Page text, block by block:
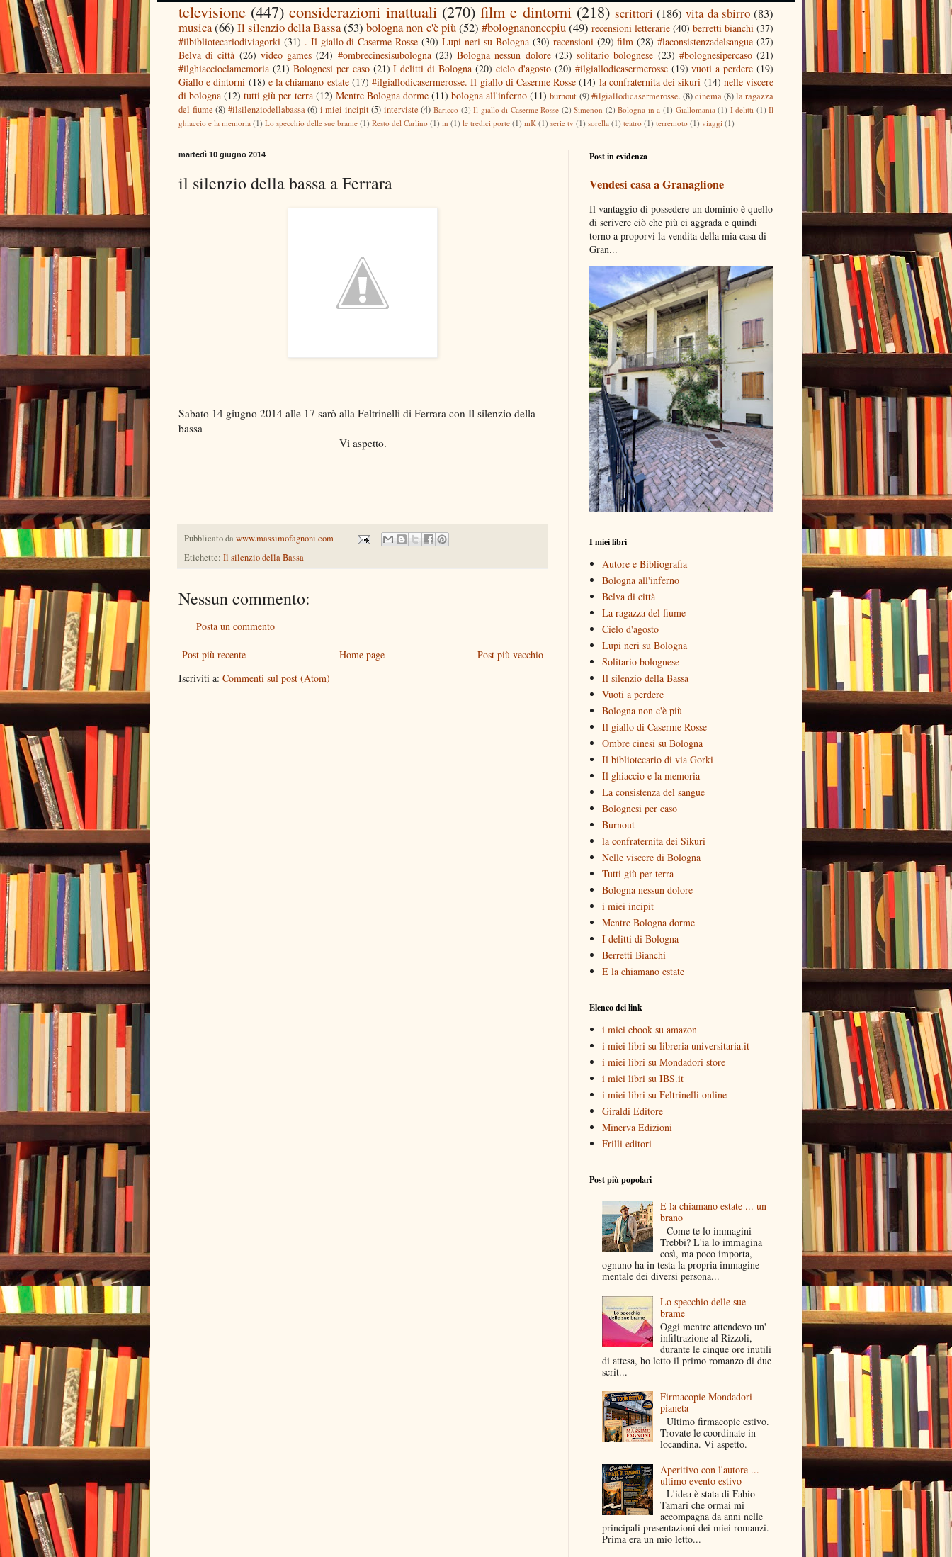
televisione (447) considerazioni inattuali (270) film e dintorni (218) scrittori (186) vita da sbirro (83)
musica(66) Il silenzio della Bassa(53) bologna non c'è più(52) #bolognanoncepiu(49) recensioni letterarie (40) berretti bianchi (37)
#ilbibliotecariodiviagorki (31) . Il giallo di Caserme Rosse (30) Lupi neri su Bologna (30) recensioni (29) film (28) #laconsistenzadelsangue (27)
Belva di città (26) video games (24) #ombrecinesisubologna (23) Bologna nessun dolore (23) solitario bolognese (23) #bolognesipercaso (21)
#ilghiaccioelamemoria (21) Bolognesi per caso (21) I delitti di Bologna (20) cielo d'agosto (20) #ilgiallodicasermerosse (19) vuoti a perdere (19)
Giallo e dintorni (18) e la chiamano estate (17) #ilgiallodicasermerosse. Il giallo di Caserme Rosse (14) la confraternita dei sikuri (14) nelle viscere
di bologna (12) tutti giù per terra (12) Mentre Bologna dorme (11) bologna all'inferno (11) burnout (9) #ilgiallodicasermerosse. (8)cinema(8)la ragazza
del fiume (8) #ilsilenziodellabassa (6) i miei incipit (5) interviste (4) Baricco (2) Il giallo di Caserme Rosse (2) Simenon (2) Bologna in a (1) Giallomania (1) I delitti (1) Il
ghiaccio e la memoria (1) Lo specchio delle sue brame (1) Resto del Carlino (1) in (1) le tredici porte (1) mK (1) serie tv (1) sorella (1) teatro (1) terremoto (1) viaggi (1)
martedì 10 giugno 2014
il silenzio della bassa a Ferrara
Sabato 14 giugno 2014 alle 17 sarò alla Feltrinelli di Ferrara con Il silenzio della
bassa
Vi aspetto.
Pubblicato dawww.massimofagnoni.com
Etichette: Il silenzio della Bassa
Nessun commento:
Posta un commento
Post più recente Post più vecchio
Home page
Iscriviti a: Commenti sul post (Atom)
Post in evidenza
Vendesi casa a Granaglione
Il vantaggio di possedere un dominio è quello
di scrivere ciò che più ci aggrada e quindi
torno a proporvi la vendita della mia casa di
Gran...
I miei libri
Autore e Bibliografia
Bologna all'inferno
Belva di città
La ragazza del fiume
Cielo d'agosto
Lupi neri su Bologna
Solitario bolognese
Il silenzio della Bassa
Vuoti a perdere
Bologna non c'è più
Il giallo di Caserme Rosse
Ombre cinesi su Bologna
Il bibliotecario di via Gorki
Il ghiaccio e la memoria
La consistenza del sangue
Bolognesi per caso
Burnout
la confraternita dei Sikuri
Nelle viscere di Bologna
Tutti giù per terra
Bologna nessun dolore
i miei incipit
Mentre Bologna dorme
I delitti di Bologna
Berretti Bianchi
E la chiamano estate
Elenco dei link
i miei ebook su amazon
i miei libri su libreria universitaria.it
i miei libri su Mondadori store
i miei libri su IBS.it
i miei libri su Feltrinelli online
Giraldi Editore
Minerva Edizioni
Frilli editori
Post più popolari
E la chiamano estate ... un
brano
Come te lo immagini
Trebbi? L'ia lo immagina
così, ma poco importa,
ognuno ha in testa la propria immagine
mentale dei diversi persona...
Lo specchio delle sue
brame
Oggi mentre attendevo un'
infiltrazione al Rizzoli,
durante le cinque ore inutili
di attesa, ho letto il primo romanzo di due
scrit...
Firmacopie Mondadori
pianeta
Ultimo firmacopie estivo.
Trovate le coordinate in
locandina. Vi aspetto.
Aperitivo con l'autore ...
ultimo evento estivo
L'idea è stata di Fabio
Tamari che ormai mi
accompagna da anni nelle
principali presentazioni dei miei romanzi.
Prima era un mio letto...